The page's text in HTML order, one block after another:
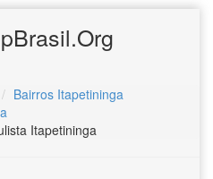
Bairros Itapetininga
Itapetininga